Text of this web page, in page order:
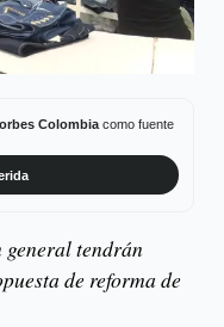
Colombiacomo fuente
general tendrán
de reforma de